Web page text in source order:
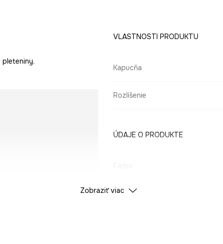
VLASTNOSTI PRODUKTU
Kapucňa
Rozlíšenie
ÚDAJE O PRODUKTE
ID produktu
Zobraziť viac